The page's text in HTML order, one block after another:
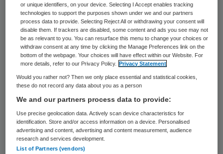
heeft de particuliere kliniek op de vingers
getikt. Volgens de inspectie is bij onderzoek
gebleken dat de cosmetische kliniek zich
niet houdt aan de normen. Hierdoor is de
patiëntveiligheid in gevaar.
Medische hulpmiddelen (instrumenten) voor
de ingrepen worden bij de kliniek niet
correct gereinigd. Ook is de apparatuur die
Dr. Don gebruikt niet goed onderhouden. De
anesthesieapparatuur was vies en stoffig.
or unique identifiers, on your device. Selecting I Accept enables tracking
technologies to support the purposes shown under we and our partners
process data to provide. Selecting Reject All or withdrawing your consent will
disable them. If trackers are disabled, some content and ads you see may not
be as relevant to you. You can resurface this menu to change your choices or
withdraw consent at any time by clicking the Manage Preferences link on the
bottom of the webpage. Your choices will have effect within our Website. For
more details, refer to our Privacy Policy.
Privacy Statement
Would you rather not? Then we only place essential and statistical cookies,
these do not record any data about you as a person
We and our partners process data to provide:
Use precise geolocation data. Actively scan device characteristics for
identification. Store and/or access information on a device. Personalised
advertising and content, advertising and content measurement, audience
research and services development.
List of Partners (vendors)